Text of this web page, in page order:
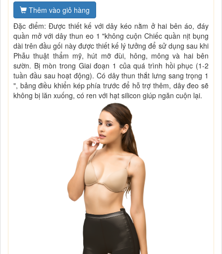
Thêm vào giỏ hàng
Đặc điểm: Được thiết kế với dây kéo nằm ở hai bên áo, đáy
quần mở với dây thun eo 1 "không cuộn Chiếc quần nịt bụng
dài trên đầu gối này được thiết kế lý tưởng để sử dụng sau khi
Phẫu thuật thẩm mỹ, hút mỡ đùi, hông, mông và hai bên
sườn. Bị mòn trong Giai đoạn 1 của quá trình hồi phục (1-2
tuần đầu sau hoạt động). Có dây thun thắt lưng sang trọng 1
", bảng điều khiển kép phía trước để hỗ trợ thêm, dây đeo sẽ
không bị lăn xuống, có ren với hạt silicon giúp ngăn cuộn lại.